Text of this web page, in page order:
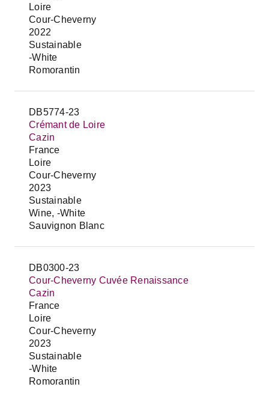
Loire
Cour-Cheverny
2022
Sustainable
-White
Romorantin
DB5774-23
Crémant de Loire
Cazin
France
Loire
Cour-Cheverny
2023
Sustainable
Wine, -White
Sauvignon Blanc
DB0300-23
Cour-Cheverny Cuvée Renaissance
Cazin
France
Loire
Cour-Cheverny
2023
Sustainable
-White
Romorantin